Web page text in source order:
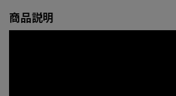
商品説明